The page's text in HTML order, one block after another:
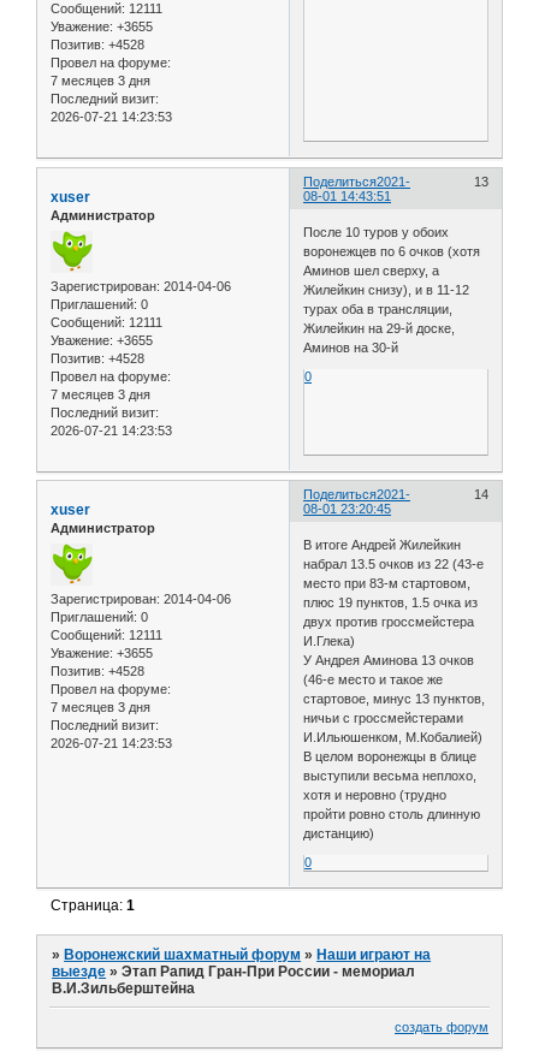
Сообщений: 12111
Уважение: +3655
Позитив: +4528
Провел на форуме:
7 месяцев 3 дня
Последний визит:
2026-07-21 14:23:53
Поделиться 13
2021-
08-01 14:43:51
xuser
Администратор
Зарегистрирован: 2014-04-06
Приглашений: 0
Сообщений: 12111
Уважение: +3655
Позитив: +4528
Провел на форуме:
7 месяцев 3 дня
Последний визит:
2026-07-21 14:23:53
После 10 туров у обоих
воронежцев по 6 очков (хотя
Аминов шел сверху, а
Жилейкин снизу), и в 11-12
турах оба в трансляции,
Жилейкин на 29-й доске,
Аминов на 30-й
0
Поделиться 14
2021-
08-01 23:20:45
xuser
Администратор
Зарегистрирован: 2014-04-06
Приглашений: 0
Сообщений: 12111
Уважение: +3655
Позитив: +4528
Провел на форуме:
7 месяцев 3 дня
Последний визит:
2026-07-21 14:23:53
В итоге Андрей Жилейкин
набрал 13.5 очков из 22 (43-е
место при 83-м стартовом,
плюс 19 пунктов, 1.5 очка из
двух против гроссмейстера
И.Глека)
У Андрея Аминова 13 очков
(46-е место и такое же
стартовое, минус 13 пунктов,
ничьи с гроссмейстерами
И.Ильюшенком, М.Кобалией)
В целом воронежцы в блице
выступили весьма неплохо,
хотя и неровно (трудно
пройти ровно столь длинную
дистанцию)
0
Страница:1
» Воронежский шахматный форум » Наши играют на
выезде »Этап Рапид Гран-При России - мемориал
В.И.Зильберштейна
создать форум